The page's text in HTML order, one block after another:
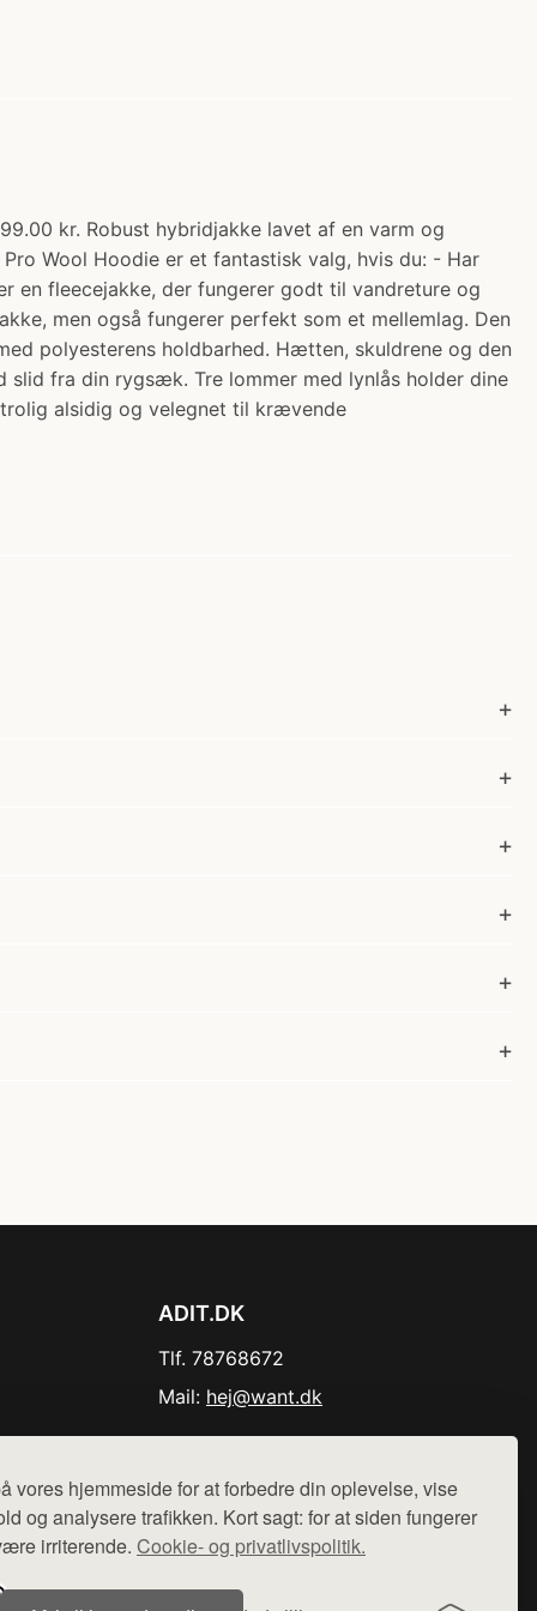
vores hjemmeside for at forbedre din oplevelse, vise
og analysere trafikken. Kort sagt: for at siden fungerer
irriterende. Cookie- og privatlivspolitik.
kr. Robust hybridjakke lavet af en varm og
Wool Hoodie er et fantastisk valg, hvis du: - Har
fleecejakke, der fungerer godt til vandreture og
men også fungerer perfekt som et mellemlag. Den
polyesterens holdbarhed. Hætten, skuldrene og den
fra din rygsæk. Tre lommer med lynlås holder dine
alsidig og velegnet til krævende
ADIT.DK
Tlf. 78768672
Mail: hej@want.dk
sælges ikke varer fra denne side - vi henviser til de shops,